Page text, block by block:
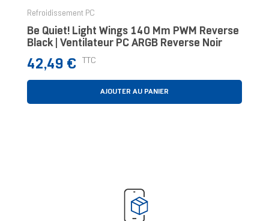
Refroidissement PC
Be Quiet! Light Wings 140 Mm PWM Reverse
Black | Ventilateur PC ARGB Reverse Noir
Prix
42,49 € TTC
AJOUTER AU PANIER